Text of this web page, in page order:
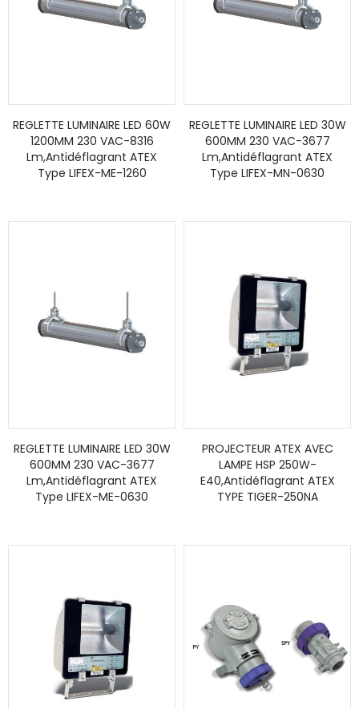
REGLETTE LUMINAIRE LED 60W
1200MM 230 VAC-8316
Lm,Antidéflagrant ATEX
Type LIFEX-ME-1260
REGLETTE LUMINAIRE LED 30W
600MM 230 VAC-3677
Lm,Antidéflagrant ATEX
Type LIFEX-MN-0630
REGLETTE LUMINAIRE LED 30W
600MM 230 VAC-3677
Lm,Antidéflagrant ATEX
Type LIFEX-ME-0630
PROJECTEUR ATEX AVEC
LAMPE HSP 250W-
E40,Antidéflagrant ATEX
TYPE TIGER-250NA